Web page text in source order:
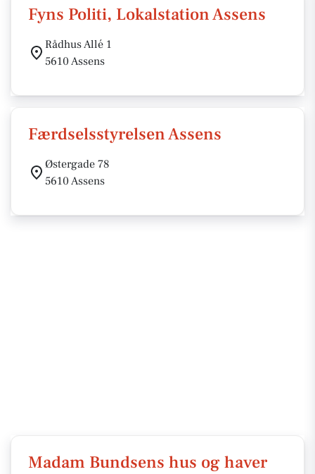
Fyns Politi, Lokalstation Assens
Rådhus Allé 1
5610 Assens
Færdselsstyrelsen Assens
Østergade 78
5610 Assens
Madam Bundsens hus og haver